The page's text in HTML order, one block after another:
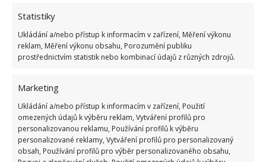
Statistiky
Ukládání a/nebo přístup k informacím v zařízení, Měření výkonu
reklam, Měření výkonu obsahu, Porozumění publiku
prostřednictvím statistik nebo kombinací údajů z různých zdrojů.
Marketing
Ukládání a/nebo přístup k informacím v zařízení, Použití
omezených údajů k výběru reklam, Vytváření profilů pro
personalizovanou reklamu, Používání profilů k výběru
personalizované reklamy, Vytváření profilů pro personalizovaný
obsah, Používání profilů pro výběr personalizovaného obsahu,
kolečkách